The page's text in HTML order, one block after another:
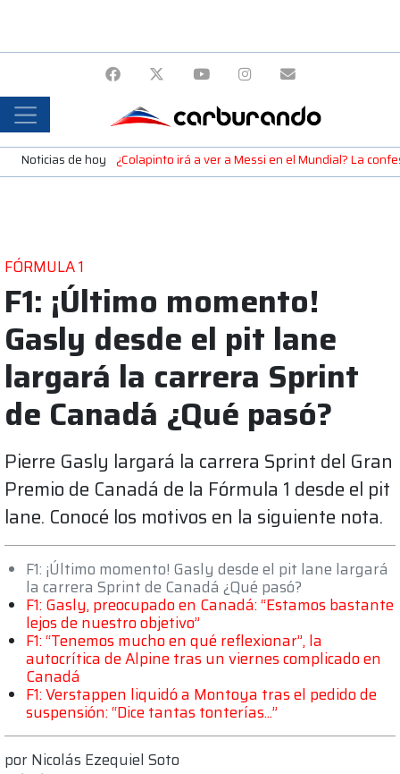
Noticias de hoy ¿Colapinto irá a ver a Messi en el Mundial? La
FÓRMULA 1
F1: ¡Último momento!
Gasly desde el pit lane
largará la carrera Sprint
de Canadá ¿Qué pasó?
Pierre Gasly largará la carrera Sprint del Gran
Premio de Canadá de la Fórmula 1 desde el pit
lane. Conocé los motivos en la siguiente nota.
F1: ¡Último momento! Gasly desde el pit lane largará
la carrera Sprint de Canadá ¿Qué pasó?
F1: Gasly, preocupado en Canadá: “Estamos bastante
lejos de nuestro objetivo”
F1: “Tenemos mucho en qué reflexionar”, la
autocrítica de Alpine tras un viernes complicado en
Canadá
F1: Verstappen liquidó a Montoya tras el pedido de
suspensión: “Dice tantas tonterías...”
por Nicolás Ezequiel Soto